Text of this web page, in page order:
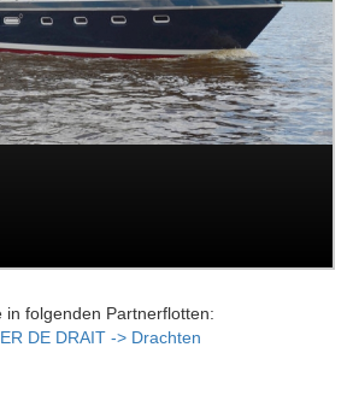
in folgenden Partnerflotten:
DE DRAIT -> Drachten